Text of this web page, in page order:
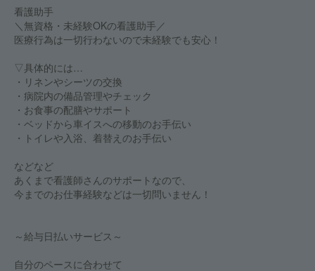
看護助手
＼無資格・未経験OKの看護助手／
医療行為は一切行わないので未経験でも安心！
▽具体的には…
・リネンやシーツの交換
・病院内の備品管理やチェック
・お食事の配膳やサポート
・ベッドから車イスへの移動のお手伝い
・トイレや入浴、着替えのお手伝い
などなど
あくまで看護師さんのサポートなので、
今までのお仕事経験などは一切問いません！
～給与日払いサービス～
自分のペースに合わせて